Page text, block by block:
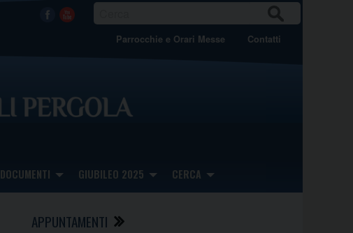
Facebook
Youtube CA
Parrocchie e Orari Messe Contatti
DOCUMENTI GIUBILEO 2025 CERCA
APPUNTAMENTI